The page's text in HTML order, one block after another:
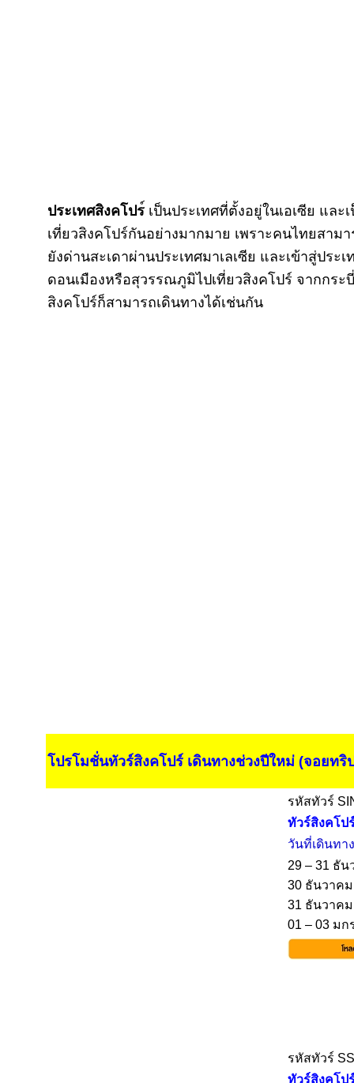
ประเทศสิงคโปร เป็นประเทศที่ตั้งอยู่ในเอเซีย แล
เที่ยวสิงคโปร์กันอย่างมากมาย เพราะคนไทยสาม
ยังด่านสะเดาผ่านประเทศมาเลเซีย และเข้าสู่ประ
ดอนเมืองหรือสุวรรณภูมิไปเที่ยวสิงคโปร์ จากกร
สิงคโปร์ก็สามารถเดินทางได้เช่นกัน
โปรโมชั่นทัวร์สิงคโปร์ เดินทางช่วงปีใหม่ (จอยท
รหัสทัวร์
ทัวร์สิงคโป
วันที่เดินทาง
29 – 31 ธัน
30 ธันวาค
31 ธันวาค
01 – 03 มก
รหัสทัวร์
ทัวร์สิงคโป